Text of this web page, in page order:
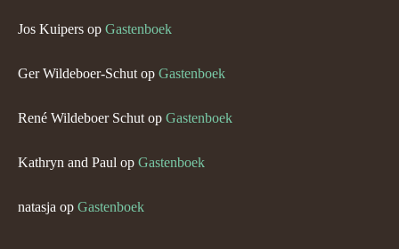
Jos Kuipers op Gastenboek
Ger Wildeboer-Schut op Gastenboek
René Wildeboer Schut op Gastenboek
Kathryn and Paul op Gastenboek
natasja op Gastenboek